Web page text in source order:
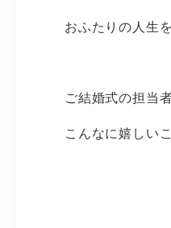
おふたりの人生
ご結婚式の担当
こんなに嬉しい